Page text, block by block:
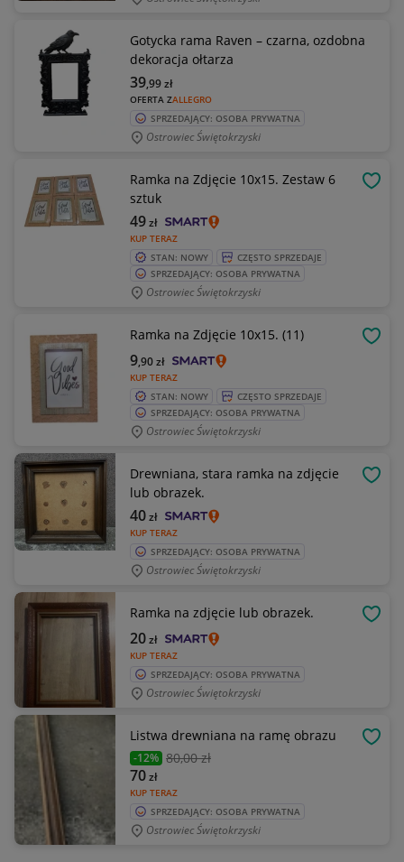
Gotycka rama Raven – czarna, ozdobna
dekoracja ołtarza
OFERTA ZALLEGRO
39,99zł
SPRZEDAJĄCY: OSOBA PRYWATNA
Ostrowiec Świętokrzyski
Ramka na Zdjęcie 10x15. Zestaw 6
sztuk
KUP TERAZ
49zł
STAN: NOWY
CZĘSTO SPRZEDAJE
SPRZEDAJĄCY: OSOBA PRYWATNA
Ostrowiec Świętokrzyski
Ramka na Zdjęcie 10x15. (11)
KUP TERAZ
9,90zł
STAN: NOWY
CZĘSTO SPRZEDAJE
SPRZEDAJĄCY: OSOBA PRYWATNA
Ostrowiec Świętokrzyski
Drewniana, stara ramka na zdjęcie
lub obrazek.
KUP TERAZ
40zł
SPRZEDAJĄCY: OSOBA PRYWATNA
Ostrowiec Świętokrzyski
Ramka na zdjęcie lub obrazek.
KUP TERAZ
20zł
SPRZEDAJĄCY: OSOBA PRYWATNA
Ostrowiec Świętokrzyski
Listwa drewniana na ramę obrazu
-12% 80,00 zł
KUP TERAZ
70zł
SPRZEDAJĄCY: OSOBA PRYWATNA
Ostrowiec Świętokrzyski